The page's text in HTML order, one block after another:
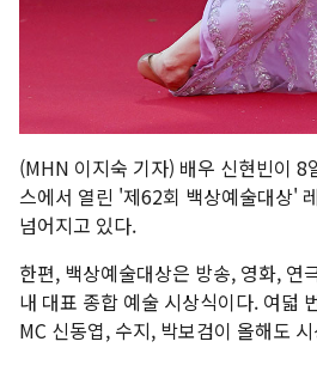
(MHN 이지숙 기자) 배우 신현빈이 8
스에서 열린 '제62회 백상예술대상'
넘어지고 있다.
한편, 백상예술대상은 방송, 영화, 연
내 대표 종합 예술 시상식이다. 여덟
MC 신동엽, 수지, 박보검이 올해도